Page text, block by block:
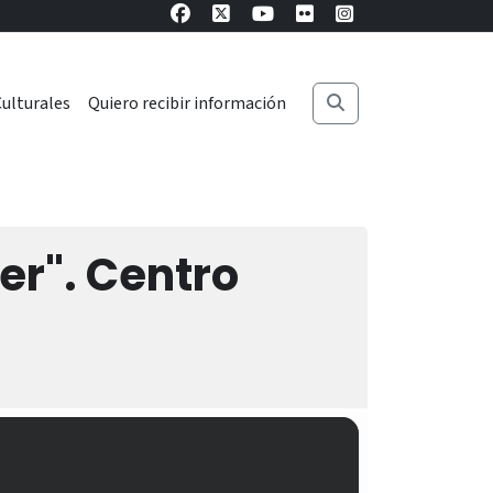
Quiero recibir información
Centro